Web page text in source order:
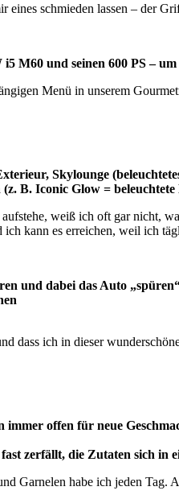
schmieden lassen – der
M60 und seinen 600 PS –
Menü in unserem
Skylounge
B. Iconic Glow =
weiß ich oft gar nicht,
kann es erreichen, weil ich
und dabei das Auto
dass ich in dieser
offen für neue
zerfällt, die Zutaten sich in
Garnelen habe ich jeden Tag.